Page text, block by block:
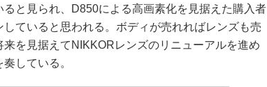
と見られ、D850による高画素化を見据えた購入者
ていると思われる。ボディが売れればレンズも売
を見据えてNIKKORレンズのリニューアルを進め
している。